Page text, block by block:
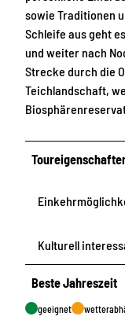
sowie Traditionen
Schleife aus geht
und weiter nach
Strecke durch die
Teichlandschaft,
Kulturell
Beste Jahreszeit
geeignet